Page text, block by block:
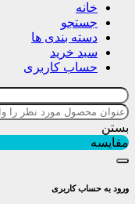
خانه
جستجو
دسته بندی ها
سبد خرید
حساب کاربری
بستن
مقایسه
ورود به حساب کاربری